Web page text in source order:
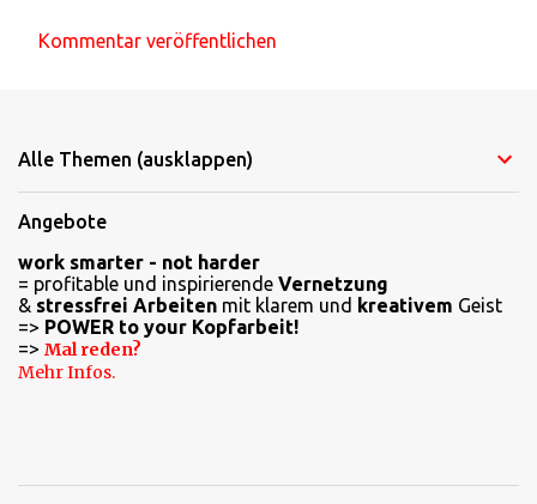
m
n
t
a
r
e
Kommentar veröffentlichen
Alle Themen (ausklappen)
Angebote
work smarter - not harder
= profitable und inspirierende Vernetzung
& stressfrei Arbeiten mit klarem und kreativem Geist
=> POWER to your Kopfarbeit!
=> Mal reden?
Mehr Infos.